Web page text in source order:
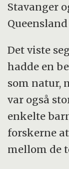
Stavanger
Det viste
hadde en
som natur,
var også
enkelte
forskerne
mellom de